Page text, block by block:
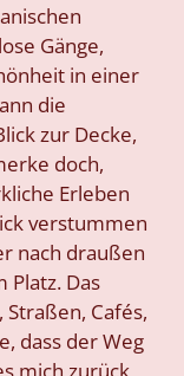
Gänge,
in einer
die
zur Decke,
doch,
Erleben
verstummen
nach draußen
Das
Cafés,
dass der Weg
mich zurück